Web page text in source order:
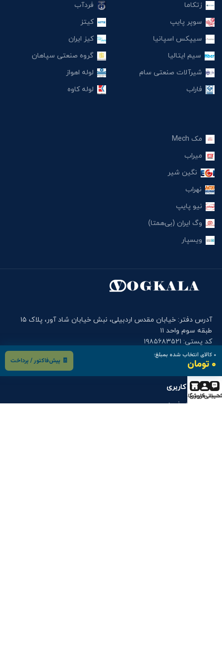
۰ کالای انتخاب شده بمبلغ:
۰ تومان 🧾 پیش‌فاکتور / پرداخت
زتکاما
سوپر پایپ
سیپکس اسپانیا
سیم ایتالیا
شیرآلات صنعتی سام
فاراب
فردآب
کیتز
کیز ایران
گروه صنعتی سپاهان
لوله اهواز
لوله کاوه
مک Mech
میراب
نگین شیر
نهراب
نیو پایپ
وگ ایران (بی‌همتا)
ویسپار
آدرس دفتر: خیابان مقدس اردبیلی، نبش خیابان شاد آور، پلاک ۱۵
طبقه سوم واحد ۱۱
کد پستی: ۱۹۸۵۶۸۳۵۲۱
تلفن وگ کالا: ۲۶۳۷۳۲۶۲-۰۲۱ , ۲۶۳۷۳۲۶۴-۰۲۱
موبایل دفتر وگ کالا: ۰۹۰۰۱۲۲۷۹۱۴
فرم های کاربری
درخواست خرید
حساب کاربری
فروشگاه